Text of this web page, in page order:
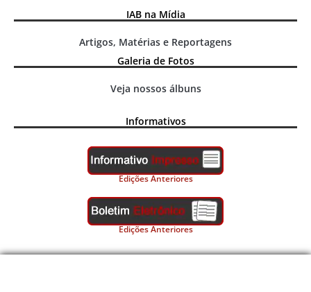
IAB na Mídia
Artigos, Matérias e Reportagens
Galeria de Fotos
Veja nossos álbuns
Informativos
Edições Anteriores
Edições Anteriores